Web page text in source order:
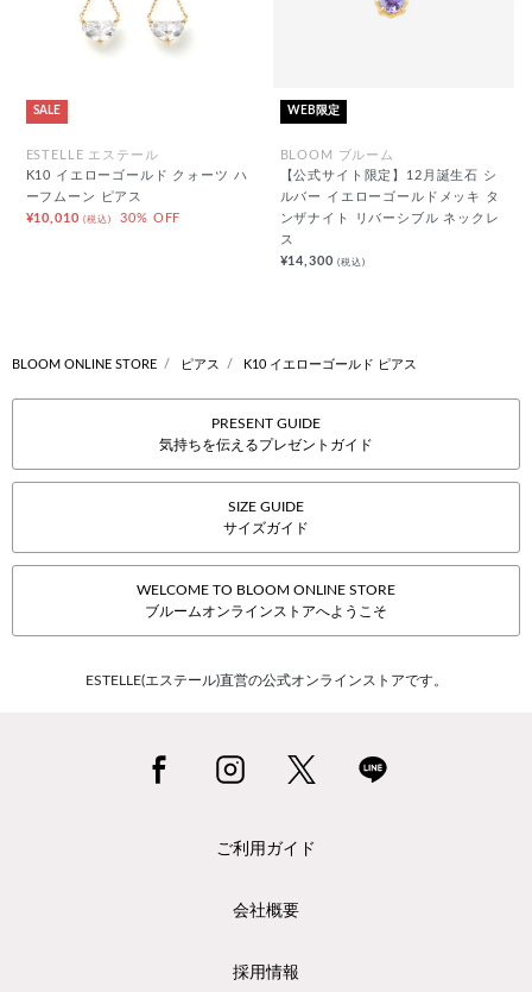
SALE
ESTELLE エステール
K10 イエローゴールド クォーツ ハ
ーフムーン ピアス
¥10,010(税込) 30% OFF
WEB限定
BLOOM ブルーム
【公式サイト限定】12月誕生石 シ
ルバー イエローゴールドメッキ タ
ンザナイト リバーシブル ネックレ
ス
¥14,300(税込)
BLOOM ONLINE STORE ピアス K10 イエローゴールド ピアス
PRESENT GUIDE
気持ちを伝えるプレゼントガイド
SIZE GUIDE
サイズガイド
WELCOME TO BLOOM ONLINE STORE
ブルームオンラインストアへようこそ
ESTELLE(エステール)直営の公式オンラインストアです。
ご利用ガイド
会社概要
採用情報